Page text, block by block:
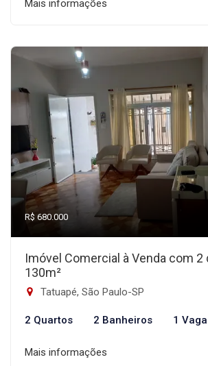
Mais informações
R$ 680.000
Imóvel Comercial à Venda com 2
130m²
Tatuapé, São Paulo-SP
2 Quartos 2 Banheiros 1 Vaga
Mais informações